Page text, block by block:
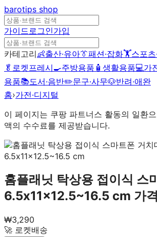
barotips shop
가이드로그인가입
카테고리👶출산·유아👔패션·잡화🏋️스포츠
🥬 로켓프레시🍳주방용품 🧴 생활용품💻가
용품📚도서·음반✏️문구·사무🐶반려·애완
홈›가전·디지털
이 페이지는 쿠팡 파트너스 활동의 일환
액의 수수료를 제공받습니다.
홈플래닛 탁상용 접이식 스
6.5x11x12.5~16.5 cm 가
₩3,290
🚀 로켓배송